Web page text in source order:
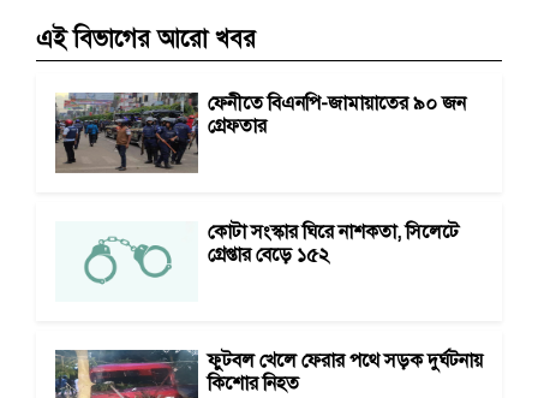
এই বিভাগের আরো খবর
ফেনীতে বিএনপি-জামায়াতের ৯০ জন
গ্রেফতার
কোটা সংস্কার ঘিরে নাশকতা, সিলেটে
গ্রেপ্তার বেড়ে ১৫২
ফুটবল খেলে ফেরার পথে সড়ক দুর্ঘটনায়
কিশোর নিহত